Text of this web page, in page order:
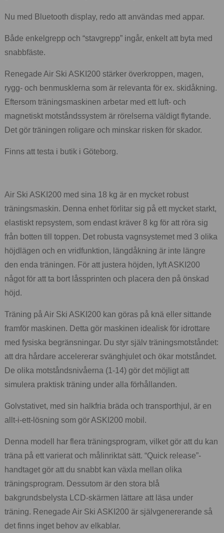
Nu med Bluetooth display, redo att användas med appar.
Både enkelgrepp och “stavgrepp” ingår, enkelt att byta med
snabbfäste.
Renegade Air Ski ASKI200 stärker överkroppen, magen,
rygg- och benmusklerna som är relevanta för ex. skidåkning.
Eftersom träningsmaskinen arbetar med ett luft- och
magnetiskt motståndssystem är rörelserna väldigt flytande.
Det gör träningen roligare och minskar risken för skador.
Finns att testa i butik i Göteborg.
Air Ski ASKI200 med sina 18 kg är en mycket robust
träningsmaskin. Denna enhet förlitar sig på ett mycket starkt,
elastiskt repsystem, som endast kräver 8 kg för att röra sig
från botten till toppen. Det robusta vagnsystemet med 3 olika
höjdlägen och en vridfunktion, längdåkning är inte längre
den enda träningen. För att justera höjden, lyft ASKI200
något för att ta bort låssprinten och placera den på önskad
höjd.
Träning på Air Ski ASKI200 kan göras på knä eller sittande
framför maskinen. Detta gör maskinen idealisk för idrottare
med fysiska begränsningar. Du styr själv träningsmotståndet:
att dra hårdare accelererar svänghjulet och ökar motståndet.
De olika motståndsnivåerna (1-14) gör det möjligt att
simulera praktisk träning under alla förhållanden.
Golvstativet, med sin halkfria bräda och transporthjul, är en
allt-i-ett-lösning som gör ASKI200 mobil.
Denna modell har flera träningsprogram, vilket gör att du kan
träna på ett varierat och målinriktat sätt. “Quick release”-
handtaget gör att du snabbt kan växla mellan olika
träningsprogram. Dessutom är den stora blå
bakgrundsbelysta LCD-skärmen lättare att läsa under
träning. Renegade Air Ski ASKI200 är självgenererande så
det finns inget behov av elkablar.